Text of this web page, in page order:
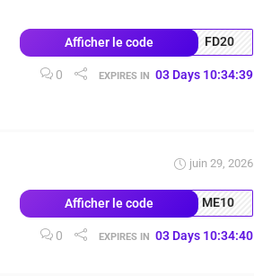
Afficher le code FD20
0 EXPIRES IN 03 Days 10:34:38
juin 29, 2026
Afficher le code ME10
0 EXPIRES IN 03 Days 10:34:39